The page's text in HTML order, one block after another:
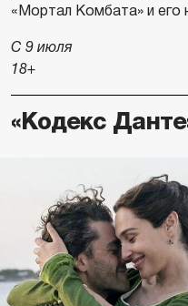
«Мортал Комбата» и его
С 9 июля
18+
«Кодекс